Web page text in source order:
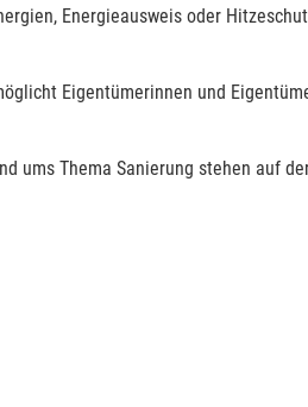
Energieausweis oder
Eigentümerinnen und
ums Thema Sanierung stehen auf